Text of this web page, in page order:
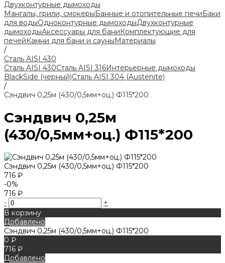
Двухконтурные дымоходы
Мангалы, грили, смокерыБанные и отопительные печиБаки
для водыОдноконтурные дымоходыДвухконтурные
дымоходыАксессуары для баниКомплектующие для
печейКамни для бани и сауныМатериалы
/
Сталь AISI 430
Сталь AISI 430Сталь AISI 316Интерьерные дымоходы
BlackSide (черный)Сталь AISI 304 (Austenite)
/
Сэндвич 0,25м (430/0,5мм+оц.) Ф115*200
Сэндвич 0,25м
(430/0,5мм+оц.) Ф115*200
Сэндвич 0,25м (430/0,5мм+оц.) Ф115*200
716 ₽
-0%
716 ₽
-
+
В корзину
Добавлено
Сэндвич 0,25м (430/0,5мм+оц.) Ф115*200
0 ₽
716 ₽
Добавлено